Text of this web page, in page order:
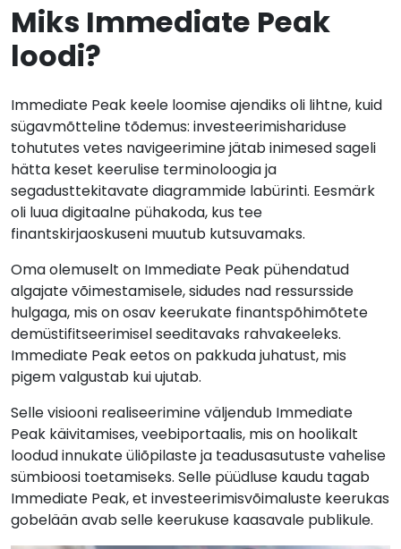
Miks Immediate Peak
loodi?
Immediate Peak keele loomise ajendiks oli lihtne, kuid
sügavmõtteline tõdemus: investeerimishariduse
tohututes vetes navigeerimine jätab inimesed sageli
hätta keset keerulise terminoloogia ja
segadusttekitavate diagrammide labürinti. Eesmärk
oli luua digitaalne pühakoda, kus tee
finantskirjaoskuseni muutub kutsuvamaks.
Oma olemuselt on Immediate Peak pühendatud
algajate võimestamisele, sidudes nad ressursside
hulgaga, mis on osav keerukate finantspõhimõtete
demüstifitseerimisel seeditavaks rahvakeeleks.
Immediate Peak eetos on pakkuda juhatust, mis
pigem valgustab kui ujutab.
Selle visiooni realiseerimine väljendub Immediate
Peak käivitamises, veebiportaalis, mis on hoolikalt
loodud innukate üliõpilaste ja teadusasutuste vahelise
sümbioosi toetamiseks. Selle püüdluse kaudu tagab
Immediate Peak, et investeerimisvõimaluste keerukas
gobelään avab selle keerukuse kaasavale publikule.